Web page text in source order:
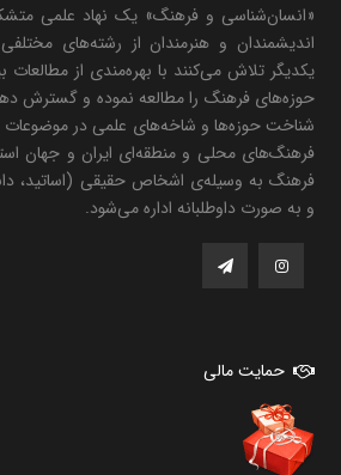
«انسان‌شناسی و فرهنگ» یک نهاد علمی متشکل
اندیشمندان و هنرمندان از رشته‌های
یکدیگر تلاش می‌کنند با بهره‌مندی از مطالعات
حوزه‌های فرهنگ را مطالعه نموده و گسترش
شناخت حوزه‌ها و شاخه‌های علمی در موضوعات
فرهنگ‌های محلی و منطقه‌ای ایران و جهان
فرهنگ به وسیله‌ی اشخاص حقیقی (اساتید،
و به صورت داوطلبانه اداره می‌شود.
حمایت مالی